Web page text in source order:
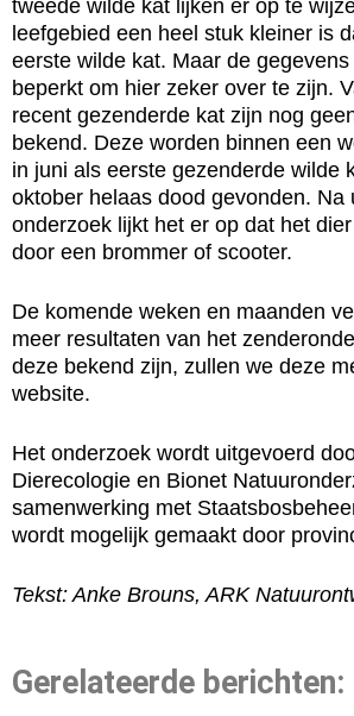
tweede wilde kat lijken er op te
leefgebied een heel stuk kleiner is
eerste wilde kat. Maar de
beperkt om hier zeker over te zijn.
recent gezenderde kat zijn nog
bekend. Deze worden binnen een
in juni als eerste gezenderde wilde
oktober helaas dood gevonden. Na
onderzoek lijkt het er op dat het
door een brommer of scooter.
De komende weken en maanden
meer resultaten van het
deze bekend zijn, zullen we deze
website.
Het onderzoek wordt uitgevoerd
Dierecologie en Bionet
samenwerking met
wordt mogelijk gemaakt door
Tekst: Anke Brouns, ARK
Gerelateerde berichten: